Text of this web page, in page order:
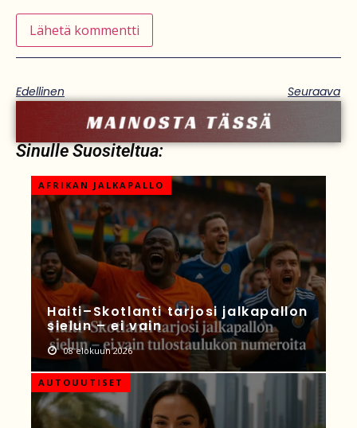
Edellinen Seuraava
Sinulle Suositeltua:
AFRIKAN JALKAPALLO
Haiti–Skotlanti tarjosi jalkapallon
sielun – ei vain
08 elokuun 2026
AUTOUUTISET